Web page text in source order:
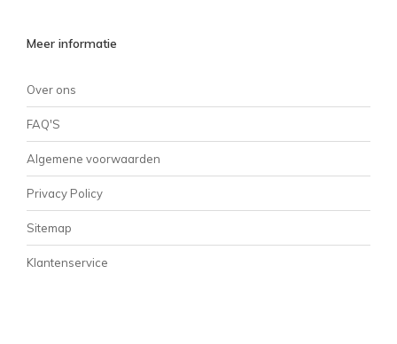
Meer informatie
Over ons
FAQ'S
Algemene voorwaarden
Privacy Policy
Sitemap
Klantenservice